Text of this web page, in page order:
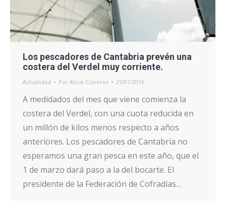
Los pescadores de Cantabria prevén una
costera del Verdel muy corriente.
Actualidad Por Alicia Cisneros 25/01/2016
A medidados del mes que viene comienza la
costera del Verdel, con una cuota reducida en
un millón de kilos menos respecto a años
anteriores. Los pescadores de Cantabria no
esperamos una gran pesca en este año, que el
1 de marzo dará paso a la del bocarte. El
presidente de la Federación de Cofradías…